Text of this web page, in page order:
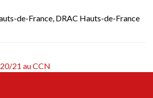
de-France, DRAC Hauts-de-France
21 au CCN